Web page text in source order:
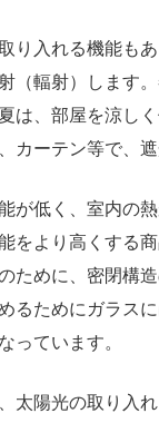
り入れる機能も
（輻射）します
は、部屋を涼し
ーテン等で、
が低く、室内の
をより高くする
ために、密閉構
るためにガラス
っています。
陽光の取り入